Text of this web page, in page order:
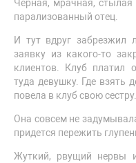
Черная, мрачная, стылая
парализованный отец.
И тут вдруг забрезжил
заявку из какого-то
клиентов. Клуб платил
туда девушку. Где взять
повела в клуб свою сестру.
Она совсем не
придется пережить
Жуткий, рвущий нервы